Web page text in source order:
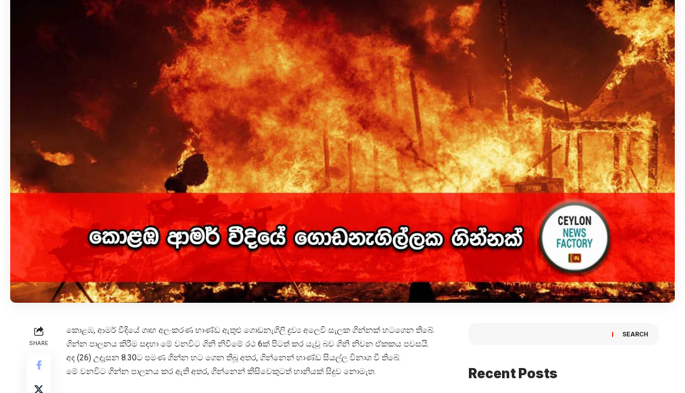
SHARE
කොළඹ, ආමර් වීදියේ ගෘහ අලංකරණ භාණ්ඩ ඇතුළු ගොඩනැගිලි ද්‍රව්‍ය අලෙවි සැලක ගින්නක් හටගෙන තිබේ.
ගින්න පාලනය කිරීම සඳහා මේ වනවිට ගිනි නිවීමේ රථ 6ක් පිටත් කර යැවූ බව ගිනි නිවන ඒකකය පවසයි.
අද (26) උදෑසන 8.30ට පමණ ගින්න හට ගෙන තිබූ අතර, ගින්නෙන් භාණ්ඩ සියල්ල විනාශ වී තිබේ.
මේ වනවිට ගින්න පාලනය කර ඇති අතර, ගින්නෙන් කිසිවෙකුටත් හානියක් සිදුව නොමැත.
SEARCH
Recent Posts